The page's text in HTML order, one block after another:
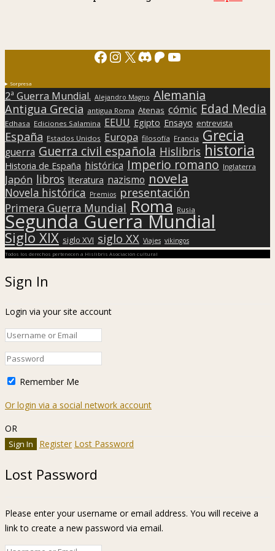
Facebook
Instagram
X Discord
Patreon
YouTube
Sorpresa
2ª Guerra Mundial. Alejandro Magno Alemania
Antigua Grecia antigua Roma Atenas cómic Edad Media
Edhasa Ediciones Salamina EEUU Egipto Ensayo entrevista
España Estados Unidos Europa filosofía Francia Grecia
guerra Guerra civil española Hislibris historia
Historia de España histórica Imperio romano Inglaterra
Japón libros literatura nazismo novela
Novela histórica Premios presentación
Primera Guerra Mundial Roma Rusia
Segunda Guerra Mundial
Siglo XIX siglo XVI siglo XX Viajes vikingos
Todos los derechos pertenecen a Hislibris Asociación cultural
Sign In
Login via your site account
Remember Me
Or login via a social network account
OR
Register Lost Password
Lost Password
Please enter your username or email address. You will receive a
link to create a new password via email.